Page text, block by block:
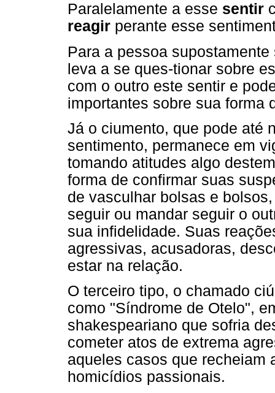
Paralelamente a esse sentir
reagir perante esse
Para a pessoa
leva a se ques-tionar sobre
com o outro este sentir e
importantes sobre sua forma
Já o ciumento, que pode até
sentimento, permanece em
tomando atitudes algo
forma de confirmar suas
de vasculhar bolsas e
seguir ou mandar seguir o
sua infidelidade. Suas
agressivas, acusadoras,
estar na relação.
O terceiro tipo, o chamado
como "Síndrome de Otelo",
shakespeariano que sofria
cometer atos de extrema
aqueles casos que
homicídios passionais.